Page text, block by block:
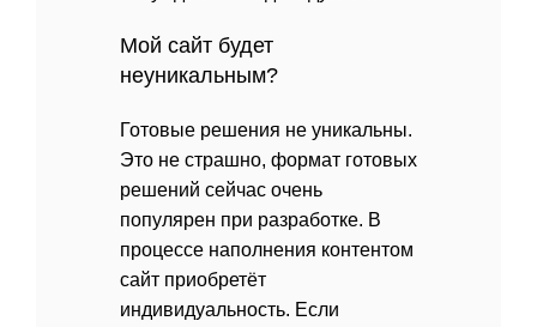
Мой сайт будет
неуникальным?
Готовые решения не уникальны.
Это не страшно, формат готовых
решений сейчас очень
популярен при разработке. В
процессе наполнения контентом
сайт приобретёт
индивидуальность. Если